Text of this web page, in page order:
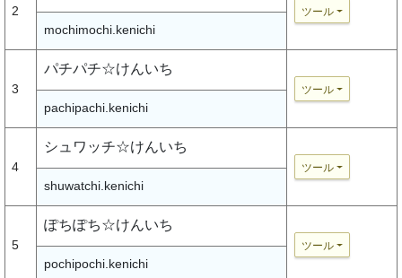
2 ツール
mochimochi.kenichi
3
パチパチ☆けんいち
ツール
pachipachi.kenichi
4
シュワッチ☆けんいち
ツール
shuwatchi.kenichi
5
ぽちぽち☆けんいち
ツール
pochipochi.kenichi